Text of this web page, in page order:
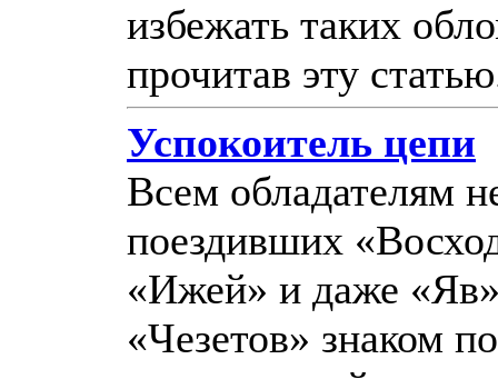
избежать таких
прочитав эту
Успокоитель цепи
Всем обладателям
поездивших
«Ижей» и даже
«Чезетов» знаком